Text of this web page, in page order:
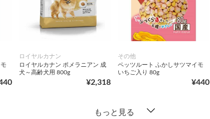
ロイヤルカナン
ロイヤルカナン ポメラニアン 成
犬～高齢犬用 800g
¥2,318
その他
ペッツルート ふかしサツマイモ
いちご入り 80g
¥440
もっと見る